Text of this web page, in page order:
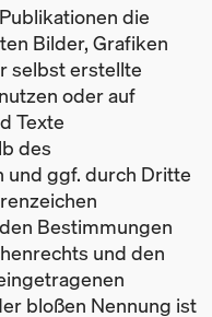
die
Bilder, Grafiken
selbst erstellte
oder auf
Texte
des
und ggf. durch Dritte
Bestimmungen
und den
bloßen Nennung ist